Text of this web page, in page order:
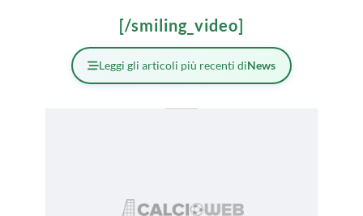
[/smiling_video]
Leggi gli articoli più recenti diNews